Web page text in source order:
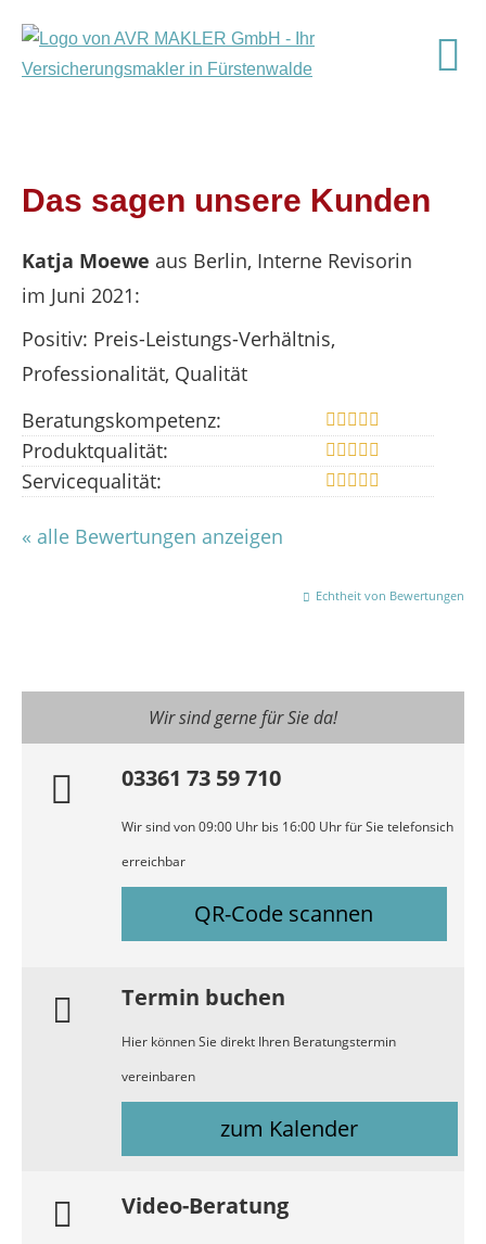
Das sagen unsere Kunden
Katja Moewe aus Berlin, Interne Revisorin
im Juni 2021:
Positiv: Preis-Leistungs-Verhältnis,
Professionalität, Qualität
Beratungskompetenz:
Produktqualität:
Servicequalität:
« alle Bewertungen anzeigen
Echtheit von Bewertungen
Wir sind gerne für Sie da!
03361 73 59 710
Wir sind von 09:00 Uhr bis 16:00 Uhr für Sie telefonsich
erreichbar
QR-Code scannen
Termin buchen
Hier können Sie direkt Ihren Beratungstermin
vereinbaren
zum Kalender
Video-Beratung